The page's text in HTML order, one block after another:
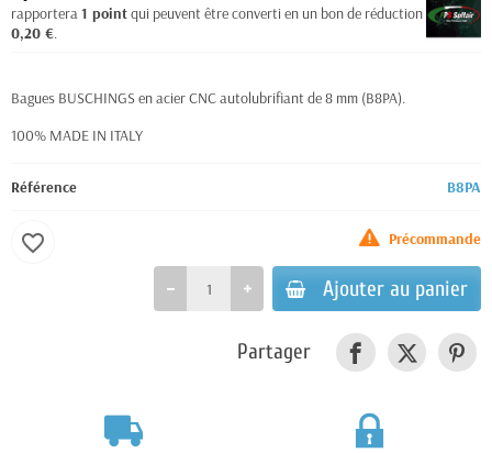
rapportera1 pointqui peuvent être converti en un bon de réduction de
0,20 €.
Bagues BUSCHINGS en acier CNC autolubrifiant de 8 mm (B8PA).
100% MADE IN ITALY
Référence B8PA
Précommande
Ajouter au panier
favorite_border
Partager